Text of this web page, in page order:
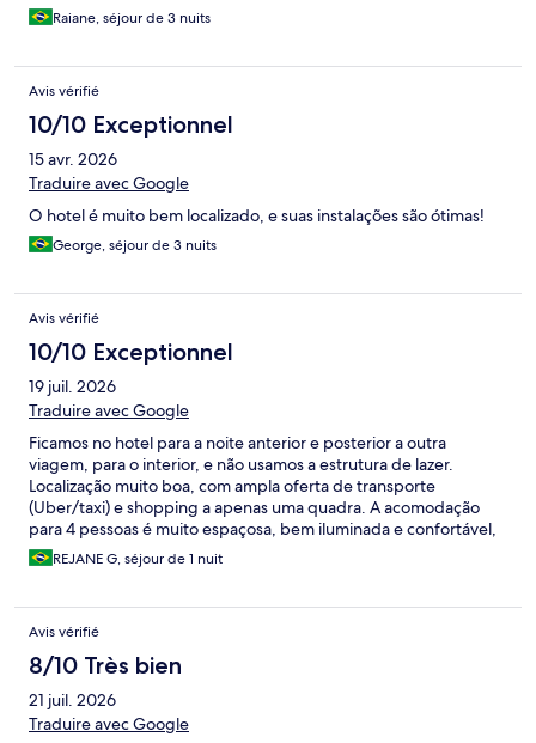
Raiane, séjour de 3 nuits
Avis vérifié
10/10 Exceptionnel
15 avr. 2026
Traduire avec Google
O hotel é muito bem localizado, e suas instalações são ótimas!
George, séjour de 3 nuits
Avis vérifié
10/10 Exceptionnel
19 juil. 2026
Traduire avec Google
Ficamos no hotel para a noite anterior e posterior a outra
viagem, para o interior, e não usamos a estrutura de lazer.
Localização muito boa, com ampla oferta de transporte
(Uber/taxi) e shopping a apenas uma quadra. A acomodação
para 4 pessoas é muito espaçosa, bem iluminada e confortável,
assim como o banheiro, bastante amplo e com comodidades.
Café da manhã muito variado.
REJANE G, séjour de 1 nuit
Avis vérifié
8/10 Très bien
21 juil. 2026
Traduire avec Google